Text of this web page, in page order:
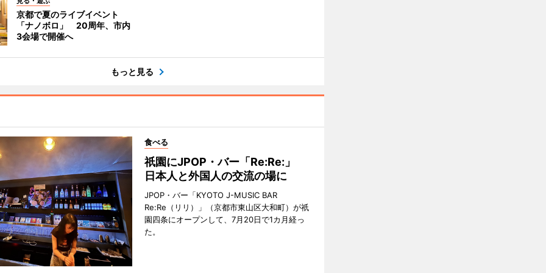
京都で夏のライブイベント
「ナノボロ」 20周年、市内
3会場で開催へ
もっと見る
食べる
祇園にJPOP・バー「Re:Re:」
日本人と外国人の交流の場に
JPOP・バー「KYOTO J-MUSIC BAR
Re:Re（リリ）」（京都市東山区大和町）が祇
園四条にオープンして、7月20日で1カ月経っ
た。